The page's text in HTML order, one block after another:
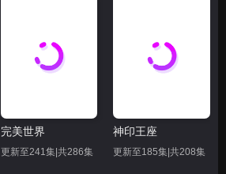
47 48
52 55
完美世界
更新至241集|共286集
神印王座
更新至185集|共208集